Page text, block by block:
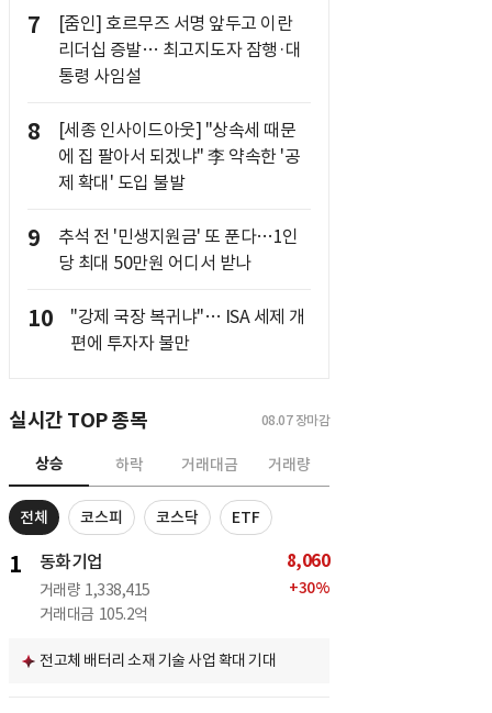
7
[줌인] 호르무즈 서명 앞두고 이란
리더십 증발… 최고지도자 잠행·대
통령 사임설
8
[세종 인사이드아웃] "상속세 때문
에 집 팔아서 되겠냐" 李 약속한 '공
제 확대' 도입 불발
9
추석 전 '민생지원금' 또 푼다…1인
당 최대 50만원 어디서 받나
10
"강제 국장 복귀냐"… ISA 세제 개
편에 투자자 불만
실시간 TOP 종목 08.07 장마감
상승 하락 거래대금 거래량
전체 코스피 코스닥 ETF
1 동화기업
거래량 1,338,415
거래대금 105.2억
8,060
+30%
전고체 배터리 소재 기술 사업 확대 기대